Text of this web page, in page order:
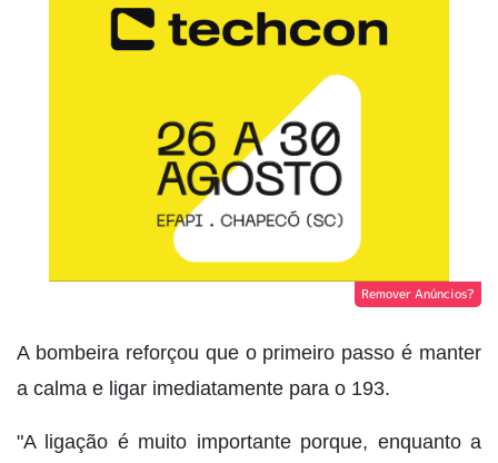
Remover Anúncios?
A bombeira reforçou que o primeiro passo é manter
a calma e ligar imediatamente para o 193.
"A ligação é muito importante porque, enquanto a